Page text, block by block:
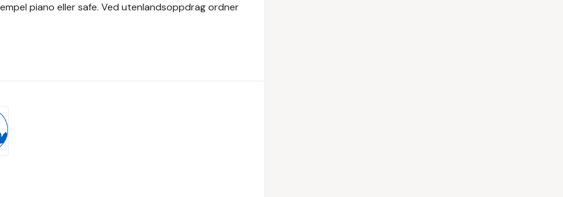
piano eller safe. Ved utenlandsoppdrag ordner